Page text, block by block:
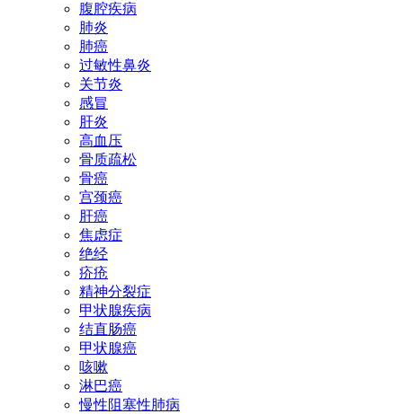
腹腔疾病
肺炎
肺癌
过敏性鼻炎
关节炎
感冒
肝炎
高血压
骨质疏松
骨癌
宫颈癌
肝癌
焦虑症
绝经
疥疮
精神分裂症
甲状腺疾病
结直肠癌
甲状腺癌
咳嗽
淋巴癌
慢性阻塞性肺病